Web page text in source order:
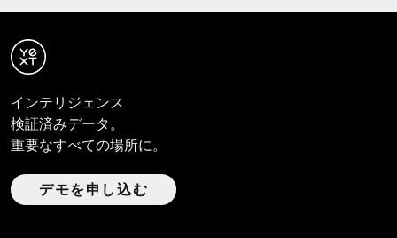
インテリジェンス
検証済みデータ。
重要なすべての場所に。
デモを申し込む